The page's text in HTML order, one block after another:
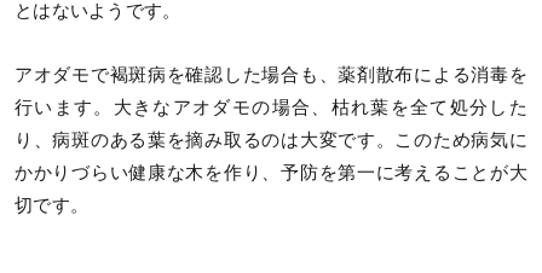
とはないようです。
アオダモで褐斑病を確認した場合も、薬剤散布による消毒を
行います。大きなアオダモの場合、枯れ葉を全て処分した
り、病斑のある葉を摘み取るのは大変です。このため病気に
かかりづらい健康な木を作り、予防を第一に考えることが大
切です。